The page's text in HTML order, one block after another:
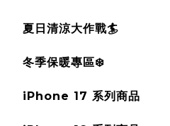
夏日清涼大作戰🏄
冬季保暖專區❄️
iPhone 17 系列商品